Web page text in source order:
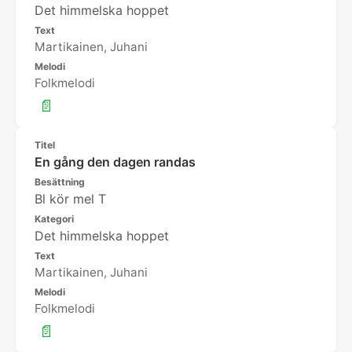
Det himmelska hoppet
Text
Martikainen, Juhani
Melodi
Folkmelodi
📄
Titel
En gång den dagen randas
Besättning
Bl kör mel T
Kategori
Det himmelska hoppet
Text
Martikainen, Juhani
Melodi
Folkmelodi
📄